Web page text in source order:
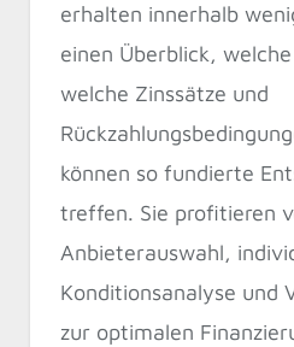
erhalten innerhalb
einen Überblick,
welche Zinssätze und
können so fundierte
treffen. Sie profitieren
Anbieterauswahl,
Konditionsanalyse und
zur optimalen